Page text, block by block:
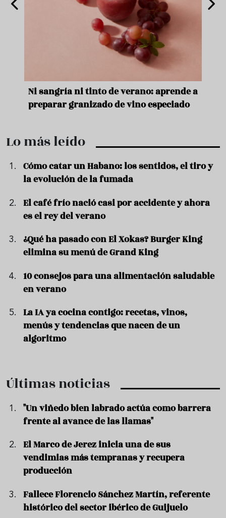
Ni sangría ni tinto de verano: aprende a
preparar granizado de vino especiado
Lo más leído
Cómo catar un Habano: los sentidos, el tiro y
la evolución de la fumada
El café frío nació casi por accidente y ahora
es el rey del verano
¿Qué ha pasado con El Xokas? Burger King
elimina su menú de Grand King
10 consejos para una alimentación saludable
en verano
La IA ya cocina contigo: recetas, vinos,
menús y tendencias que nacen de un
algoritmo
Últimas noticias
"Un viñedo bien labrado actúa como barrera
frente al avance de las llamas"
El Marco de Jerez inicia una de sus
vendimias más tempranas y recupera
producción
Fallece Florencio Sánchez Martín, referente
histórico del sector ibérico de Guijuelo